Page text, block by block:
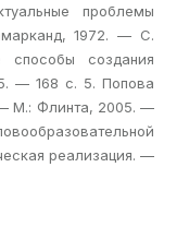
проблемы
1972. — С.
создания
— 168 с. 5. Попова
— М.: Флинта, 2005. —
реализация. —